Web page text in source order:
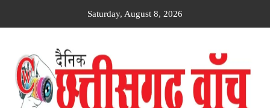
Saturday, August 8, 2026